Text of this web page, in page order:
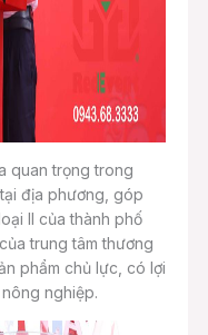
quan trọng trong
địa phương, góp
II của thành phố
trung tâm thương
phẩm chủ lực, có lợi
nghiệp.